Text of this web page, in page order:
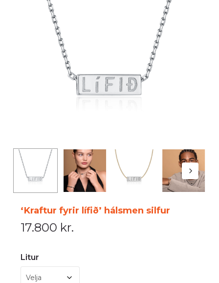
‘Kraftur fyrir lífið’ hálsmen silfur
17.800 kr.
Litur